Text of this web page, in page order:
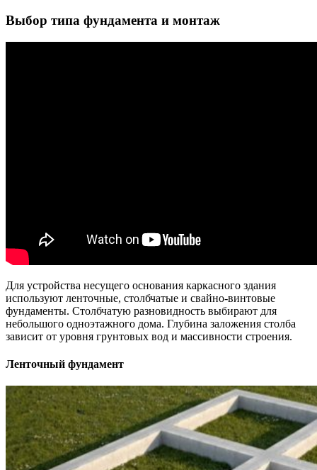
Выбор типа фундамента и монтаж
Для устройства несущего основания каркасного здания
используют ленточные, столбчатые и свайно-винтовые
фундаменты. Столбчатую разновидность выбирают для
небольшого одноэтажного дома. Глубина заложения столба
зависит от уровня грунтовых вод и массивности строения.
Ленточный фундамент